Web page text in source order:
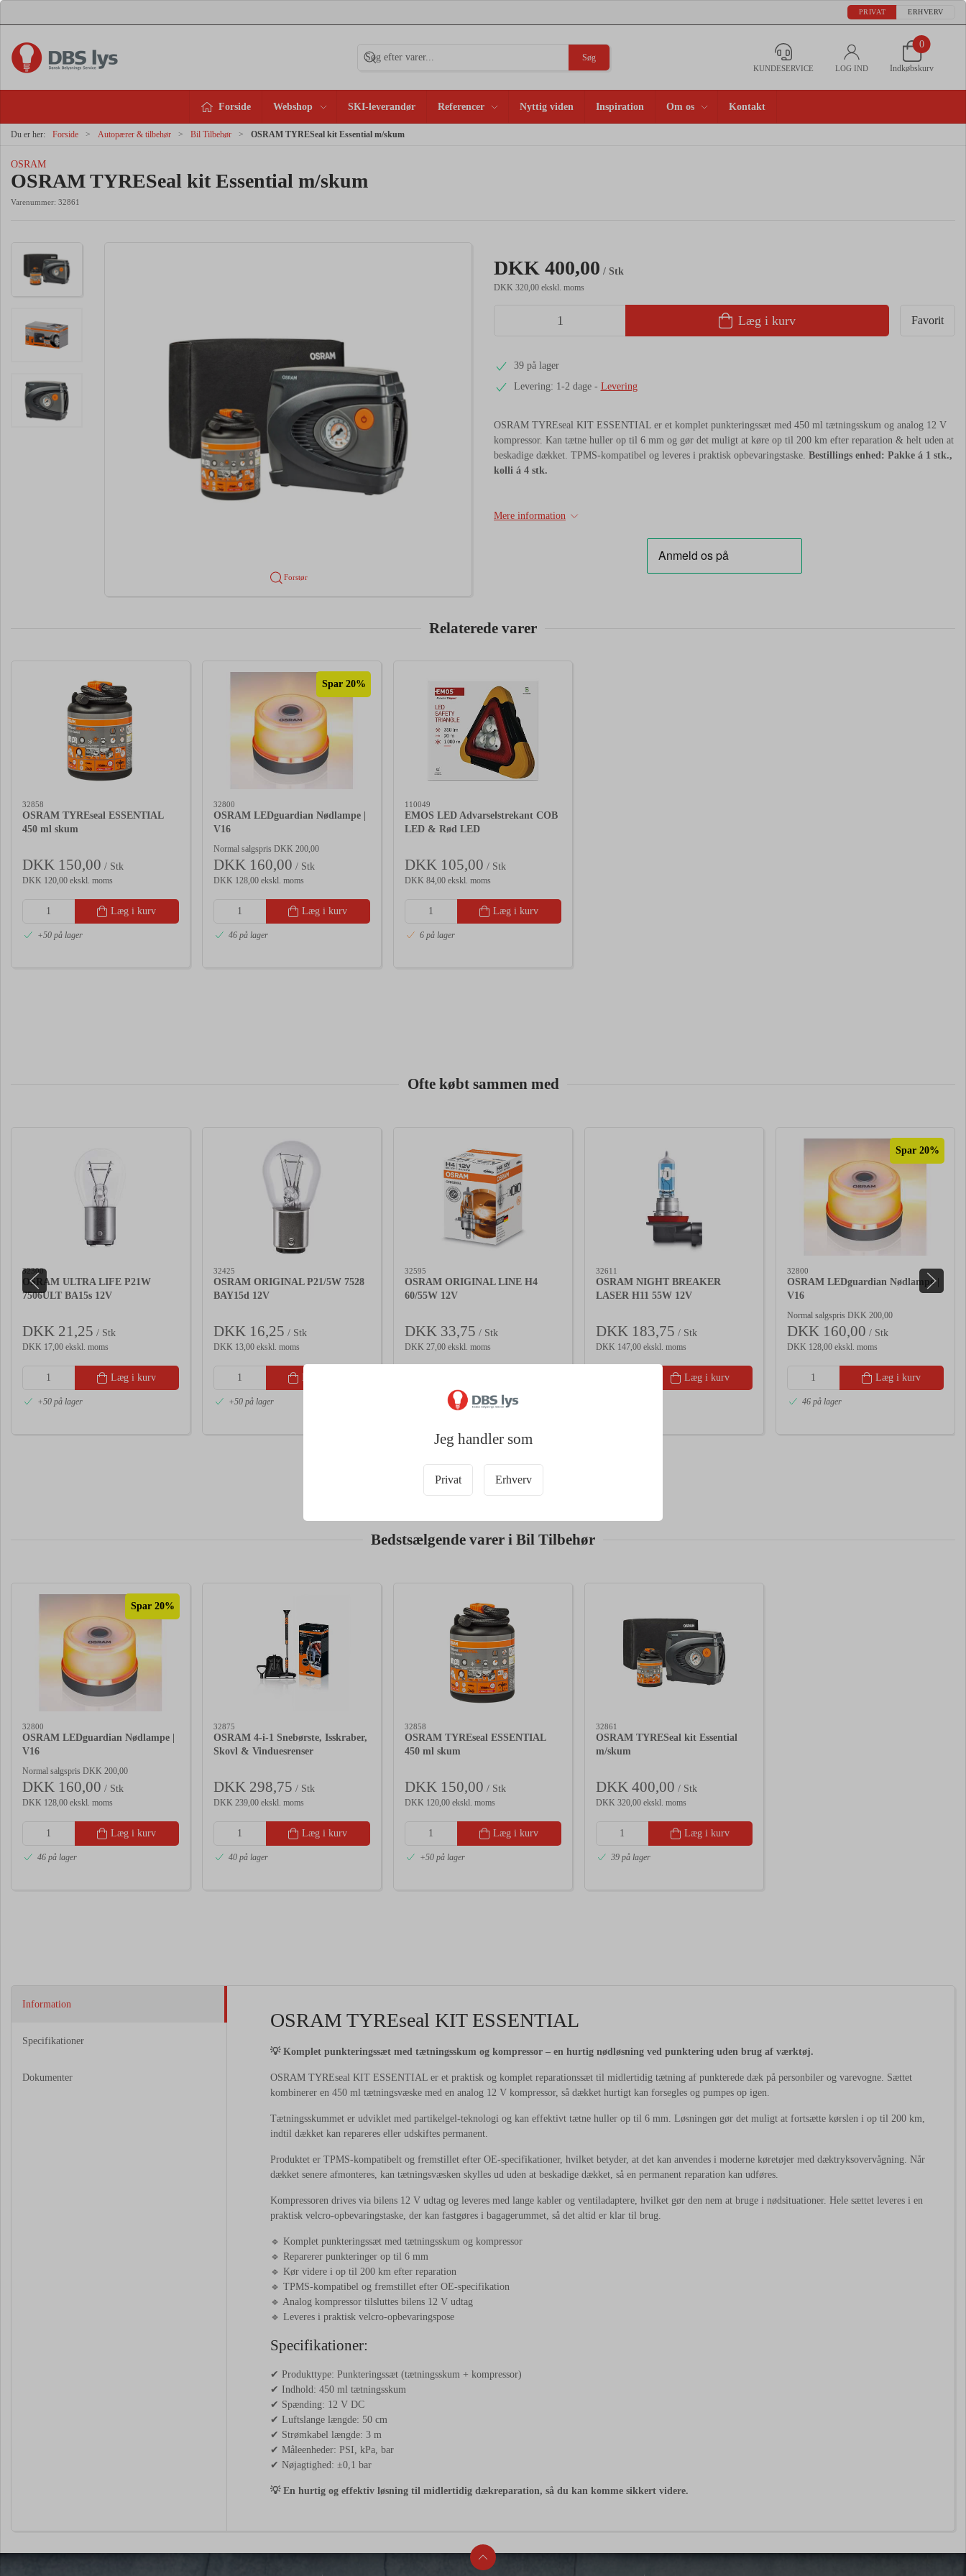
PRIVAT ERHVERV
Søg
KUNDESERVICE LOG IND
0
Indkøbskurv
Forside Webshop SKI-leverandør Referencer Nyttig viden Inspiration Om os Kontakt
Du er her: Forside Autopærer & tilbehør Bil Tilbehør OSRAM TYRESeal kit Essential m/skum
Jeg handler som
Privat Erhverv
OSRAM
OSRAM TYRESeal kit Essential m/skum
Varenummer: 32861
Forstør
DKK 400,00 / Stk
DKK 320,00 ekskl. moms
Læg i kurv Favorit
39 på lager
Levering: 1-2 dage- Levering
OSRAM TYREseal KIT ESSENTIAL er et komplet punkteringssæt med 450 ml tætningsskum og analog 12 V
kompressor. Kan tætne huller op til 6 mm og gør det muligt at køre op til 200 km efter reparation & helt uden at
beskadige dækket. TPMS-kompatibel og leveres i praktisk opbevaringstaske. Bestillings enhed: Pakke á 1 stk.,
kolli á 4 stk.
Mere information
Relaterede varer
32858
OSRAM TYREseal ESSENTIAL
450 ml skum
DKK 150,00 / Stk
DKK 120,00 ekskl. moms
Læg i kurv
+50 på lager
Spar 20%
32800
OSRAM LEDguardian Nødlampe |
V16
Normal salgspris DKK 200,00
DKK 160,00 / Stk
DKK 128,00 ekskl. moms
Læg i kurv
46 på lager
110049
EMOS LED Advarselstrekant COB
LED & Rød LED
DKK 105,00 / Stk
DKK 84,00 ekskl. moms
Læg i kurv
6 på lager
Ofte købt sammen med
32300
OSRAM ULTRA LIFE P21W
7506ULT BA15s 12V
DKK 21,25 / Stk
DKK 17,00 ekskl. moms
Læg i kurv
+50 på lager
32425
OSRAM ORIGINAL P21/5W 7528
BAY15d 12V
DKK 16,25 / Stk
DKK 13,00 ekskl. moms
Læg i kurv
+50 på lager
32595
OSRAM ORIGINAL LINE H4
60/55W 12V
DKK 33,75 / Stk
DKK 27,00 ekskl. moms
+50 på lager
32611
OSRAM NIGHT BREAKER
LASER H11 55W 12V
DKK 183,75 / Stk
DKK 147,00 ekskl. moms
Læg i kurv
Spar 20%
32800
OSRAM LEDguardian Nødlampe |
V16
Normal salgspris DKK 200,00
DKK 160,00 / Stk
DKK 128,00 ekskl. moms
Læg i kurv
46 på lager
Bedstsælgende varer i Bil Tilbehør
Spar 20%
32800
OSRAM LEDguardian Nødlampe |
V16
Normal salgspris DKK 200,00
DKK 160,00 / Stk
DKK 128,00 ekskl. moms
Læg i kurv
46 på lager
32875
OSRAM 4-i-1 Snebørste, Isskraber,
Skovl & Vinduesrenser
DKK 298,75 / Stk
DKK 239,00 ekskl. moms
Læg i kurv
40 på lager
32858
OSRAM TYREseal ESSENTIAL
450 ml skum
DKK 150,00 / Stk
DKK 120,00 ekskl. moms
Læg i kurv
+50 på lager
32861
OSRAM TYRESeal kit Essential
m/skum
DKK 400,00 / Stk
DKK 320,00 ekskl. moms
Læg i kurv
39 på lager
Information
Specifikationer
Dokumenter
OSRAM TYREseal KIT ESSENTIAL
💡 Komplet punkteringssæt med tætningsskum og kompressor – en hurtig nødløsning ved punktering uden brug af værktøj.
OSRAM TYREseal KIT ESSENTIAL er et praktisk og komplet reparationssæt til midlertidig tætning af punkterede dæk på personbiler og varevogne. Sættet
kombinerer en 450 ml tætningsvæske med en analog 12 V kompressor, så dækket hurtigt kan forsegles og pumpes op igen.
Tætningsskummet er udviklet med partikelgel-teknologi og kan effektivt tætne huller op til 6 mm. Løsningen gør det muligt at fortsætte kørslen i op til 200 km,
indtil dækket kan repareres eller udskiftes permanent.
Produktet er TPMS-kompatibelt og fremstillet efter OE-specifikationer, hvilket betyder, at det kan anvendes i moderne køretøjer med dæktryksovervågning. Når
dækket senere afmonteres, kan tætningsvæsken skylles ud uden at beskadige dækket, så en permanent reparation kan udføres.
Kompressoren drives via bilens 12 V udtag og leveres med lange kabler og ventiladaptere, hvilket gør den nem at bruge i nødsituationer. Hele sættet leveres i en
praktisk velcro-opbevaringstaske, der kan fastgøres i bagagerummet, så det altid er klar til brug.
🔹 Komplet punkteringssæt med tætningsskum og kompressor
🔹 Reparerer punkteringer op til 6 mm
🔹 Kør videre i op til 200 km efter reparation
🔹 TPMS-kompatibel og fremstillet efter OE-specifikation
🔹 Analog kompressor tilsluttes bilens 12 V udtag
🔹 Leveres i praktisk velcro-opbevaringspose
Specifikationer:
✔ Produkttype: Punkteringssæt (tætningsskum + kompressor)
✔ Indhold: 450 ml tætningsskum
✔ Spænding: 12 V DC
✔ Luftslange længde: 50 cm
✔ Strømkabel længde: 3 m
✔ Måleenheder: PSI, kPa, bar
✔ Nøjagtighed: ±0,1 bar
💡 En hurtig og effektiv løsning til midlertidig dækreparation, så du kan komme sikkert videre.